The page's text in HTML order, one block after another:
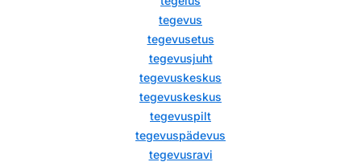
tegevus
tegevusetus
tegevusjuht
tegevuskeskus
tegevuskeskus
tegevuspilt
tegevuspädevus
tegevusravi